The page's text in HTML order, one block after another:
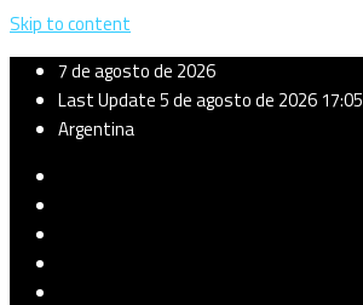
Skip to content
7 de agosto de 2026
Last Update 5 de agosto de 2026 17:05
Argentina